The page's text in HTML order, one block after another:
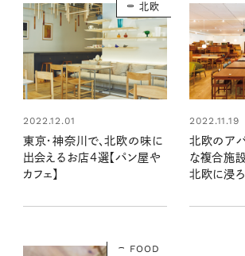
北欧
2022.12.01
東京・神奈川で、北欧の味に
出会えるお店4選【パン屋や
カフェ】
2022.11.19
北欧のアパ
な複合施設
北欧に浸ろ
FOOD